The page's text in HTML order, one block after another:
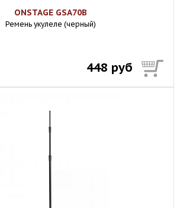
ONSTAGE GSA70B
Ремень укулеле (черный)
448 руб